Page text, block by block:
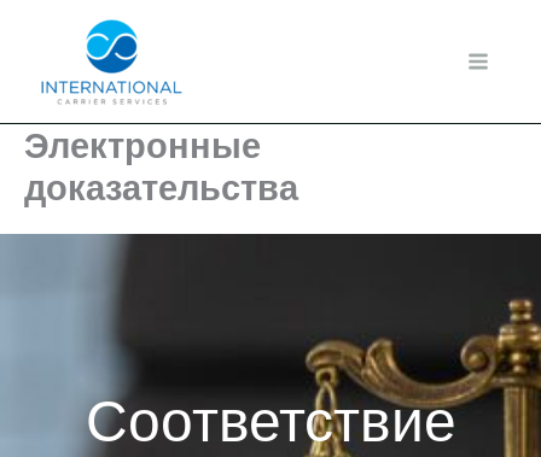
содержимому
Электронные
доказательства
Соответствие